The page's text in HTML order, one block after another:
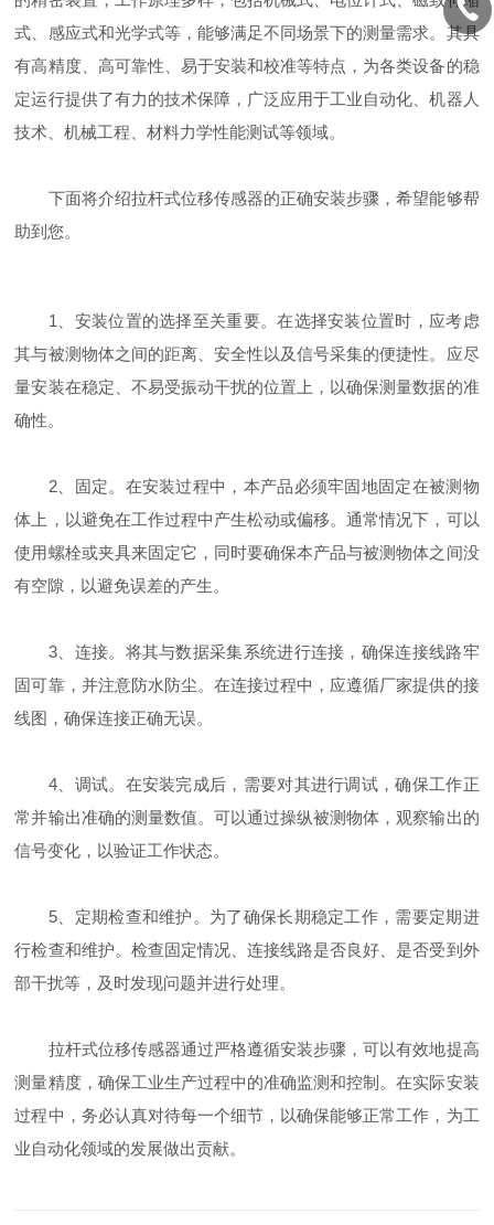
式、感应式和光学式等，能够满足不同场景下的测量需求。其具
有高精度、高可靠性、易于安装和校准等特点，为各类设备的稳
定运行提供了有力的技术保障，广泛应用于工业自动化、机器人
技术、机械工程、材料力学性能测试等领域。
下面将介绍拉杆式位移传感器的正确安装步骤，希望能够帮
助到您。
1、安装位置的选择至关重要。在选择安装位置时，应考虑
其与被测物体之间的距离、安全性以及信号采集的便捷性。应尽
量安装在稳定、不易受振动干扰的位置上，以确保测量数据的准
确性。
2、固定。在安装过程中，本产品必须牢固地固定在被测物
体上，以避免在工作过程中产生松动或偏移。通常情况下，可以
使用螺栓或夹具来固定它，同时要确保本产品与被测物体之间没
有空隙，以避免误差的产生。
3、连接。将其与数据采集系统进行连接，确保连接线路牢
固可靠，并注意防水防尘。在连接过程中，应遵循厂家提供的接
线图，确保连接正确无误。
4、调试。在安装完成后，需要对其进行调试，确保工作正
常并输出准确的测量数值。可以通过操纵被测物体，观察输出的
信号变化，以验证工作状态。
5、定期检查和维护。为了确保长期稳定工作，需要定期进
行检查和维护。检查固定情况、连接线路是否良好、是否受到外
部干扰等，及时发现问题并进行处理。
拉杆式位移传感器通过严格遵循安装步骤，可以有效地提高
测量精度，确保工业生产过程中的准确监测和控制。在实际安装
过程中，务必认真对待每一个细节，以确保能够正常工作，为工
业自动化领域的发展做出贡献。